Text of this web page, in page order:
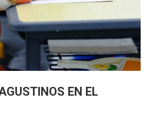
EN EL